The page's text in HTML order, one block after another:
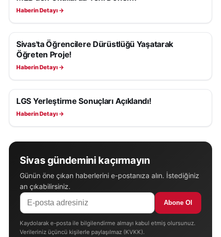
Haberin Detayı →
EĞITIM
Sivas'ta Öğrencilere Dürüstlüğü Yaşatarak
Öğreten Proje!
Haberin Detayı →
EĞITIM
LGS Yerleştirme Sonuçları Açıklandı!
Haberin Detayı →
Sivas gündemini kaçırmayın
Günün öne çıkan haberlerini e-postanıza alın. İstediğiniz
an çıkabilirsiniz.
Abone Ol
Kaydolarak e-posta ile bilgilendirme almayı kabul etmiş olursunuz.
Verileriniz üçüncü kişilerle paylaşılmaz (KVKK).